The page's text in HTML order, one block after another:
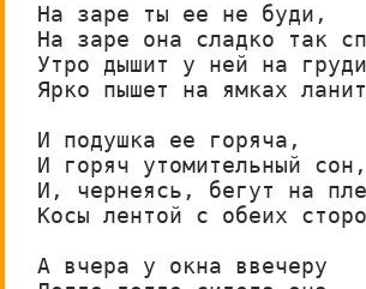
На заре ты ее не буди,
На заре она сладко так
Утро дышит у ней на
Ярко пышет на ямках
И подушка ее горяча,
И горяч утомительный сон,
И, чернеясь, бегут на
Косы лентой с обеих
А вчера у окна ввечеру